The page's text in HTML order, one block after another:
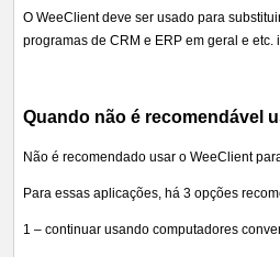
O WeeClient deve ser usado para
programas de CRM e ERP em geral e
Quando não é recomendável
Não é recomendado usar o WeeClient
Para essas aplicações, há 3 opções
1 – continuar usando computadores